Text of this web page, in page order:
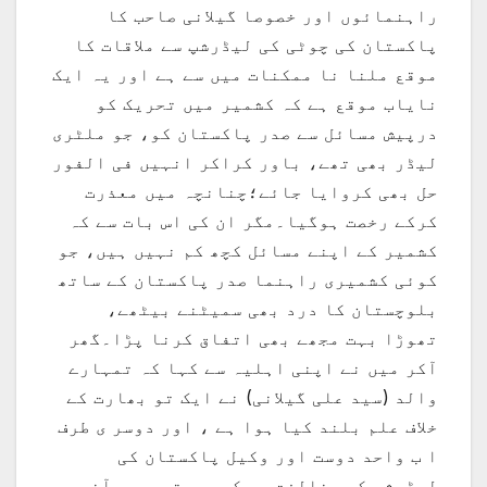
راہنمائوں اور خصوصا گیلانی صاحب کا
پاکستان کی چوٹی کی لیڈرشپ سے ملاقات کا
موقع ملنا نا ممکنات میں سے ہے اور یہ ایک
نایاب موقع ہے کہ کشمیر میں تحریک کو
درپیش مسائل سے صدر پاکستان کو، جو ملٹری
لیڈر بھی تھے، باور کراکر انہیں فی الفور
حل بھی کروایا جائے؛چنانچہ میں معذرت
کرکے رخصت ہوگیا۔مگر ان کی اس بات سے کہ
کشمیر کے اپنے مسائل کچھ کم نہیں ہیں، جو
کوئی کشمیری راہنما صدر پاکستان کے ساتھ
بلوچستان کا درد بھی سمیٹنے بیٹھے،
تھوڑا بہت مجھے بھی اتفاق کرنا پڑا۔گھر
آکر میں نے اپنی اہلیہ سے کہا کہ تمہارے
والد (سید علی گیلانی) نے ایک تو بھارت کے
خلاف علم بلند کیا ہوا ہے ، اور دوسر ی طرف
ا ب واحد دوست اور وکیل پاکستان کی